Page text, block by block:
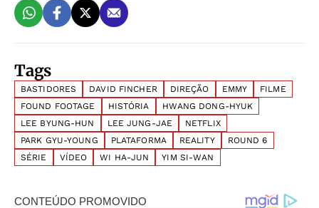
Tags
BASTIDORES DAVID FINCHER DIREÇÃO EMMY
FILME
FOUND FOOTAGE
HISTÓRIA
HWANG DONG-HYUK
LEE BYUNG-HUN
LEE JUNG-JAE
NETFLIX
PARK GYU-YOUNG
PLATAFORMA REALITY
ROUND 6
SÉRIE
VÍDEO WI HA-JUN YIM SI-WAN